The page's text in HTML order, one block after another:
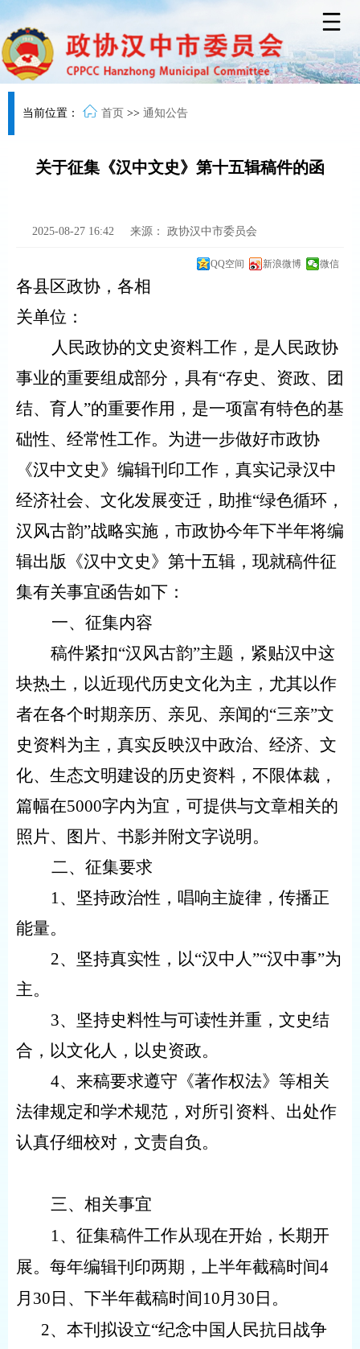
当前位置： 首页 >> 通知公告
关于征集《汉中文史》第十五辑稿件的函
2025-08-27 16:42 来源： 政协汉中市委员会
QQ空间 新浪微博 微信
各县区政协，各相
关单位：
人民政协的文史资料工作，是人民政协
事业的重要组成部分，具有“存史、资政、团
结、育人”的重要作用，是一项富有特色的基
础性、经常性工作。为进一步做好市政协
《汉中文史》编辑刊印工作， 真实记录汉中
经济社会、文化发展变迁 ，助推“绿色循环，
汉风古韵”战略实施， 市政协今年下半年将编
辑出版《汉中文史》第十五辑， 现就稿件征
集有关事宜函告如下：
一、征集内容
稿件紧扣“汉风古韵”主题，紧贴汉中这
块热土，以近现代历史文化为主，尤其以作
者在各个时期亲历、亲见、亲闻的“三亲”文
史资料为主， 真实反映汉中政治、经济、文
化、生态文明建设的历史资料， 不限体裁，
篇幅在5000字内为宜 ，可提供与文章相关的
照片、图片、书影并附文字说明 。
二、征集要求
1、坚持政治性，唱响主旋律，传播正
能量。
2、坚持真实性，以“汉中人”“汉中事”为
主。
3、坚持史料性与可读性并重，文史结
合，以文化人，以史资政。
4、来稿要求遵守《著作权法》等相关
法律规定和学术规范，对所引资料、出处作
认真仔细校对，文责自负。
三、相关事宜
1、征集稿件工作从现在开始，长期开
展。每年编辑刊印两期，上半年截稿时间4
月 30日、下半年截稿时间10月 30日。
2、本刊拟设立“纪念中国人民抗日战争